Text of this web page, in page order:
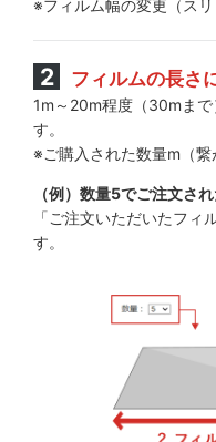
※フィルム幅の変更（スリ
フィルムの長さ
1m～20m程度（30mま
す。
※ご購入された数量m（繋
（例）数量5でご注文さ
「ご注文いただいたフィ
す。